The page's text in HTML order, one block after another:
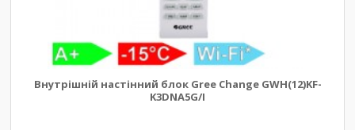
Внутрішній настінний блок Gree Change GWH(12)KF-
K3DNA5G/I